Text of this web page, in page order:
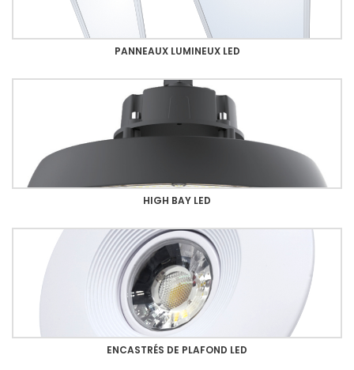
PANNEAUX LUMINEUX LED
HIGH BAY LED
ENCASTRÉS DE PLAFOND LED